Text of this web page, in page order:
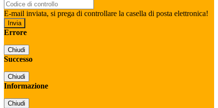
E-mail inviata, si prega di controllare la casella di posta elettronica!
Errore
Chiudi
Successo
Chiudi
Informazione
Chiudi